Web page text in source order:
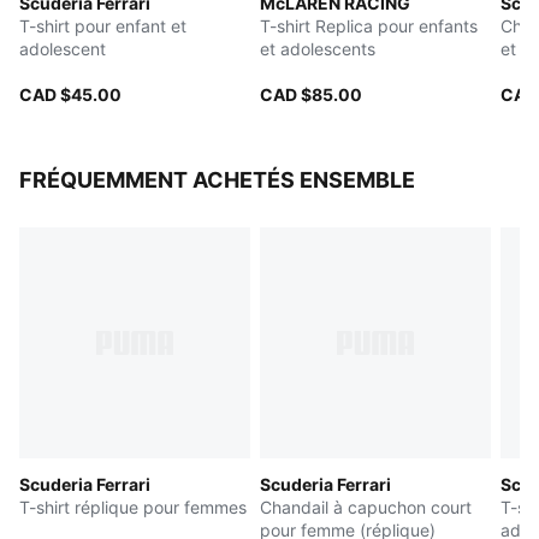
Recommandé pour les enfants entre 8 et 16 ans
T-shirt pour enfant et
adolescent
CAD $45.00
T-shirt Replica pour enfants
et adolescents
CAD $85.00
et
FRÉQUEMMENT ACHETÉS ENSEMBLE
Scuderia Ferrari
T-shirt réplique pour femmes
Scuderia Ferrari
Chandail à capuchon court
pour femme (réplique)
T-